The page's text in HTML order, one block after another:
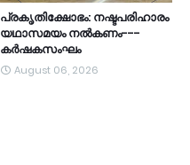
പ്രകൃതിക്ഷോഭം: നഷ്ടപരിഹാരം
യഥാസമയം നൽകണം---
കർഷകസംഘം
August 06, 2026